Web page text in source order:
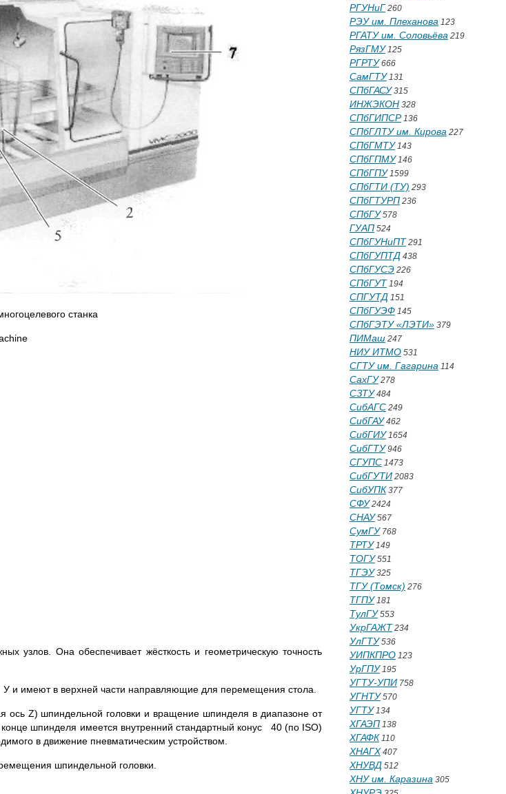
станка
узлов. Она обеспечивает жёсткость и геометрическую точность
и имеют в верхней части направляющие для перемещения стола.
ось Z) шпиндельной головки и вращение шпинделя в диапазоне от
шпинделя имеется внутренний стандартный конус 40 (по ISO)
в движение пневматическим устройством.
шпиндельной головки.
РГУНиГ 260
РЭУ им. Плеханова 123
РГАТУ им. Соловьёва 219
РязГМУ125
РГРТУ666
СамГТУ131
СПбГАСУ315
ИНЖЭКОН 328
СПбГИПСР136
СПбГЛТУ им. Кирова 227
СПбГМТУ143
СПбГПМУ146
СПбГПУ1599
СПбГТИ (ТУ) 293
СПбГТУРП 236
СПбГУ578
ГУАП 524
СПбГУНиПТ 291
СПбГУПТД 438
СПбГУСЭ 226
СПбГУТ 194
СПГУТД 151
СПбГУЭФ 145
СПбГЭТУ «ЛЭТИ» 379
ПИМаш 247
НИУ ИТМО 531
СГТУ им. Гагарина 114
СахГУ278
СЗТУ484
СибАГС 249
СибГАУ462
СибГИУ1654
СибГТУ946
СГУПС 1473
СибГУТИ 2083
СибУПК 377
СФУ2424
СНАУ567
СумГУ768
ТРТУ149
ТОГУ551
ТГЭУ325
ТГУ (Томск) 276
ТГПУ181
ТулГУ553
УкрГАЖТ 234
УлГТУ536
УИПКПРО 123
УрГПУ195
УГТУ-УПИ 758
УГНТУ570
УГТУ134
ХГАЭП 138
ХГАФК 110
ХНАГХ 407
ХНУВД 512
ХНУ им. Каразина 305